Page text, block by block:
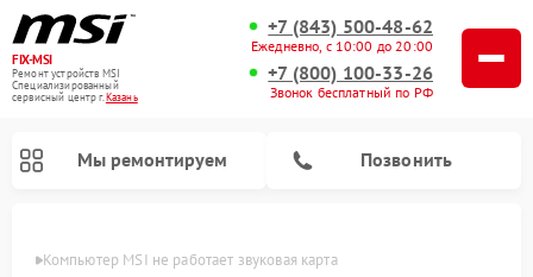
FIX-MSI
Ремонт устройств MSI
Специализированный
cервисный центр г.Казань
+7 (843) 500-48-62
Ежедневно, с 10:00 до 20:00
+7 (800) 100-33-26
Звонок бесплатный по РФ
Мы ремонтируем Позвонить
Компьютер MSI не работает звуковая карта